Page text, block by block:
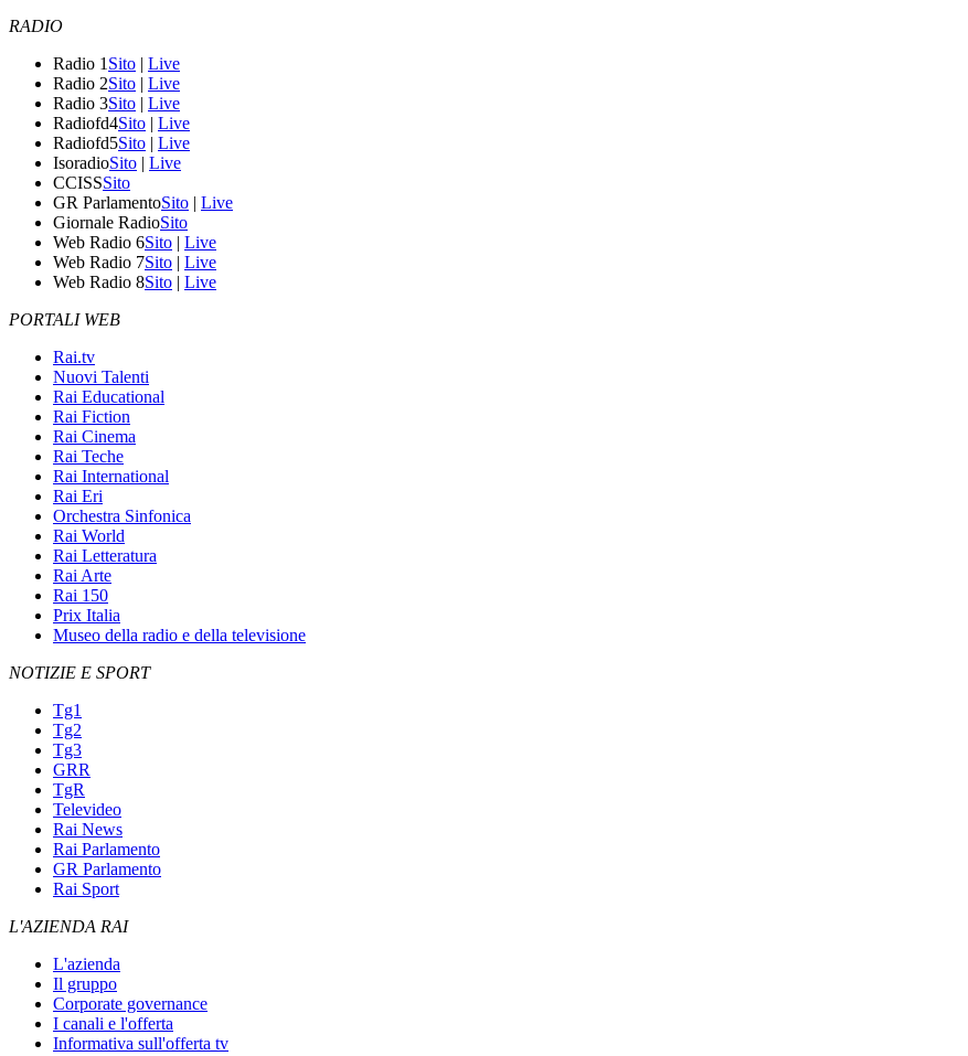
RADIO
Radio 1 Sito | Live
Radio 2Sito | Live
Radio 3Sito | Live
Radiofd4Sito | Live
Radiofd5Sito | Live
IsoradioSito | Live
CCISSSito
GR ParlamentoSito | Live
Giornale RadioSito
Web Radio 6Sito | Live
Web Radio 7Sito | Live
Web Radio 8Sito | Live
PORTALI WEB
Rai.tv
Nuovi Talenti
Rai Educational
Rai Fiction
Rai Cinema
Rai Teche
Rai International
Rai Eri
Orchestra Sinfonica
Rai World
Rai Letteratura
Rai Arte
Rai 150
Prix Italia
Museo della radio e della televisione
NOTIZIE E SPORT
Tg1
Tg2
Tg3
GRR
TgR
Televideo
Rai News
Rai Parlamento
GR Parlamento
Rai Sport
L'AZIENDA RAI
L'azienda
Il gruppo
Corporate governance
I canali e l'offerta
Informativa sull'offerta tv